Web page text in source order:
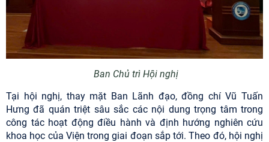
Ban Chủ trì Hội nghị
Tại hội nghị, thay mặt Ban Lãnh đạo, đồng chí Vũ Tuấn
Hưng đã quán triệt sâu sắc các nội dung trọng tâm trong
công tác hoạt động điều hành và định hướng nghiên cứu
khoa học của Viện trong giai đoạn sắp tới. Theo đó, hội nghị